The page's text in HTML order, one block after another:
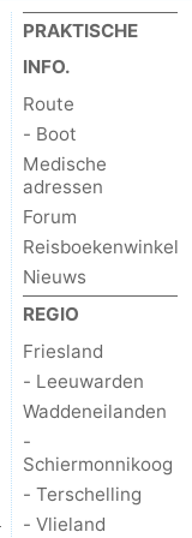
PRAKTISCHE
INFO.
Route
- Boot
Medische
adressen
Forum
Reisboekenwinkel
Nieuws
REGIO
Friesland
- Leeuwarden
Waddeneilanden
-
Schiermonnikoog
- Terschelling
- Vlieland